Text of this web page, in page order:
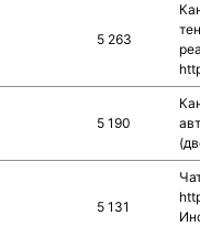
5 263
5 190
5 131